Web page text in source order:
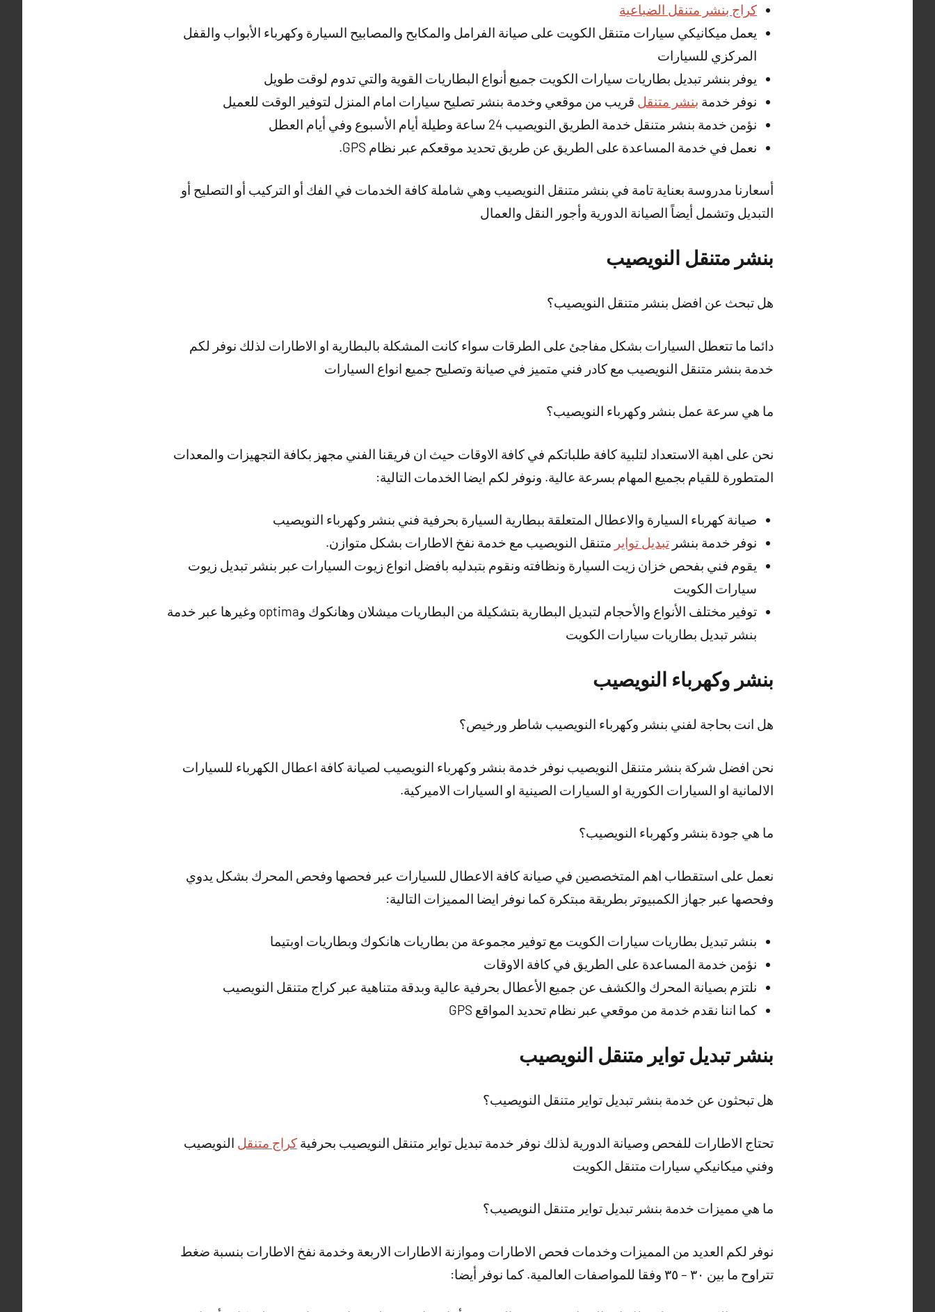
كراج بنشر متنقل الضباعية
يعمل ميكانيكي سيارات متنقل الكويت على صيانة الفرامل والمكابح والمصابيح السيارة وكهرباء الأبواب والقفل
المركزي للسيارات
يوفر بنشر تبديل بطاريات سيارات الكويت جميع أنواع البطاريات القوية والتي تدوم لوقت طويل
نوفر خدمة بنشر متنقل قريب من موقعي وخدمة بنشر تصليح سيارات امام المنزل لتوفير الوقت للعميل
نؤمن خدمة بنشر متنقل خدمة الطريق النويصيب 24 ساعة وطيلة أيام الأسبوع وفي أيام العطل
نعمل في خدمة المساعدة على الطريق عن طريق تحديد موقعكم عبر نظام GPS.
أسعارنا مدروسة بعناية تامة في بنشر متنقل النويصيب وهي شاملة كافة الخدمات في الفك أو التركيب أو التصليح أو
التبديل وتشمل أيضاً الصيانة الدورية وأجور النقل والعمال
بنشر متنقل النويصيب
هل تبحث عن افضل بنشر متنقل النويصيب؟
دائما ما تتعطل السيارات بشكل مفاجئ على الطرقات سواء كانت المشكلة بالبطارية او الاطارات لذلك نوفر لكم
خدمة بنشر متنقل النويصيب مع كادر فني متميز في صيانة وتصليح جميع انواع السيارات
ما هي سرعة عمل بنشر وكهرباء النويصيب؟
نحن على اهبة الاستعداد لتلبية كافة طلباتكم في كافة الاوقات حيث ان فريقنا الفني مجهز بكافة التجهيزات والمعدات
المتطورة للقيام بجميع المهام بسرعة عالية. ونوفر لكم ايضا الخدمات التالية:
صيانة كهرباء السيارة والاعطال المتعلقة ببطارية السيارة بحرفية فني بنشر وكهرباء النويصيب
نوفر خدمة بنشر تبديل تواير متنقل النويصيب مع خدمة نفخ الاطارات بشكل متوازن.
يقوم فني بفحص خزان زيت السيارة ونظافته ونقوم بتبدليه بافضل انواع زيوت السيارات عبر بنشر تبديل زيوت
سيارات الكويت
توفير مختلف الأنواع والأحجام لتبديل البطارية بتشكيلة من البطاريات ميشلان وهانكوك وoptima وغيرها عبر خدمة
بنشر تبديل بطاريات سيارات الكويت
بنشر وكهرباء النويصيب
هل انت بحاجة لفني بنشر وكهرباء النويصيب شاطر ورخيص؟
نحن افضل شركة بنشر متنقل النويصيب نوفر خدمة بنشر وكهرباء النويصيب لصيانة كافة اعطال الكهرباء للسيارات
الالمانية او السيارات الكورية او السيارات الصينية او السيارات الاميركية.
ما هي جودة بنشر وكهرباء النويصيب؟
نعمل على استقطاب اهم المتخصصين في صيانة كافة الاعطال للسيارات عبر فحصها وفحص المحرك بشكل يدوي
وفحصها عبر جهاز الكمبيوتر بطريقة مبتكرة كما نوفر ايضا المميزات التالية:
بنشر تبديل بطاريات سيارات الكويت مع توفير مجموعة من بطاريات هانكوك وبطاريات اوبتيما
نؤمن خدمة المساعدة على الطريق في كافة الاوقات
نلتزم بصيانة المحرك والكشف عن جميع الأعطال بحرفية عالية وبدقة متناهية عبر كراج متنقل النويصيب
كما اننا نقدم خدمة من موقعي عبر نظام تحديد المواقع GPS
بنشر تبديل تواير متنقل النويصيب
هل تبحثون عن خدمة بنشر تبديل تواير متنقل النويصيب؟
تحتاج الاطارات للفحص وصيانة الدورية لذلك نوفر خدمة تبديل تواير متنقل النويصيب بحرفية كراج متنقل النويصيب
وفني ميكانيكي سيارات متنقل الكويت
ما هي مميزات خدمة بنشر تبديل تواير متنقل النويصيب؟
نوفر لكم العديد من المميزات وخدمات فحص الاطارات وموازنة الاطارات الاربعة وخدمة نفخ الاطارات بنسبة ضغط
تتراوح ما بين ٣٠ – ٣٥ وفقا للمواصفات العالمية. كما نوفر أيضا: